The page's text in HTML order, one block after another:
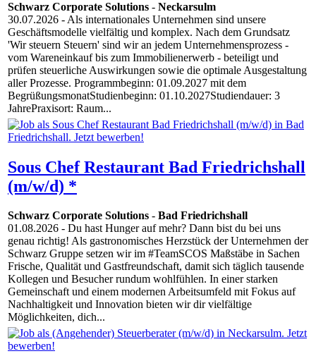
Schwarz Corporate Solutions - Neckarsulm
30.07.2026 - Als internationales Unternehmen sind unsere
Geschäftsmodelle vielfältig und komplex. Nach dem Grundsatz
'Wir steuern Steuern' sind wir an jedem Unternehmensprozess -
vom Wareneinkauf bis zum Immobilienerwerb - beteiligt und
prüfen steuerliche Auswirkungen sowie die optimale Ausgestaltung
aller Prozesse. Programmbeginn: 01.09.2027 mit dem
BegrüßungsmonatStudienbeginn: 01.10.2027Studiendauer: 3
JahrePraxisort: Raum...
Sous Chef Restaurant Bad Friedrichshall
(m/w/d) *
Schwarz Corporate Solutions - Bad Friedrichshall
01.08.2026 - Du hast Hunger auf mehr? Dann bist du bei uns
genau richtig! Als gastronomisches Herzstück der Unternehmen der
Schwarz Gruppe setzen wir im #TeamSCOS Maßstäbe in Sachen
Frische, Qualität und Gastfreundschaft, damit sich täglich tausende
Kollegen und Besucher rundum wohlfühlen. In einer starken
Gemeinschaft und einem modernen Arbeitsumfeld mit Fokus auf
Nachhaltigkeit und Innovation bieten wir dir vielfältige
Möglichkeiten, dich...